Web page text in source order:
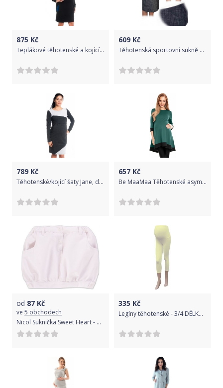
875 Kč
Teplákové těhotenské a kojící šaty dlouhý rukáv - ELINE černé - BeMaaMaa velikost XL (42)
609 Kč
Těhotenská sportovní sukně s kapsami melírovaná - granát, Velikosti těh. moda XXL (44)
789 Kč
Těhotenské/kojící šaty Jane, dlouhý rukáv - grafitové, Velikosti těh. moda S (36)
657 Kč
Be MaaMaa Těhotenské asymetrické mini šaty/tunika - zelené, Velikosti těh. moda S/M
od 87 Kč
ve 5 obchodech
Nicol Suknička Sweet Heart - bílá, VÝPRODEJ
335 Kč
Legíny těhotenské - 3/4 DÉLKA smetanové velikost M/L